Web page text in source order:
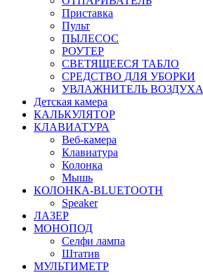
Приставка
Пульт
ПЫЛЕСОС
РОУТЕР
СВЕТЯЩЕЕСЯ ТАБЛО
СРЕДСТВО ДЛЯ УБОРКИ
УВЛАЖНИТЕЛЬ ВОЗДУХА
Детская камера
КАЛЬКУЛЯТОР
КЛАВИАТУРА
Веб-камера
Клавиатура
Колонка
Мышь
КОЛОНКА-BLUETOOTH
Speaker
ЛАЗЕР
МОНОПОД
Селфи лампа
Штатив
МУЛЬТИМЕТР